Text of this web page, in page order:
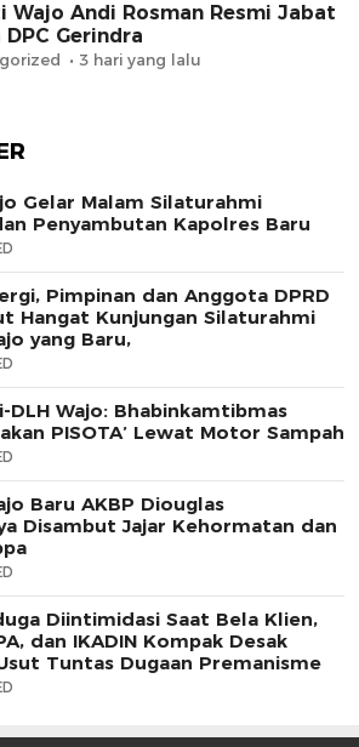
Wajo Andi Rosman Resmi Jabat
Gerindra
3 hari yang lalu
Gelar Malam Silaturahmi
Penyambutan Kapolres Baru
Pimpinan dan Anggota DPRD
Hangat Kunjungan Silaturahmi
yang Baru,
DLH Wajo: Bhabinkamtibmas
PISOTA’ Lewat Motor Sampah
Baru AKBP Diouglas
Disambut Jajar Kehormatan dan
Diintimidasi Saat Bela Klien,
dan IKADIN Kompak Desak
Tuntas Dugaan Premanisme